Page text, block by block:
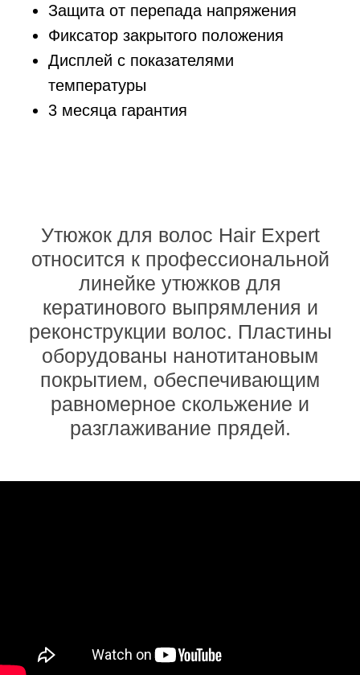
Защита от перепада напряжения
Фиксатор закрытого положения
Дисплей с показателями
температуры
3 месяца гарантия
Утюжок для волос Hair Expert
относится к профессиональной
линейке утюжков для
кератинового выпрямления и
реконструкции волос. Пластины
оборудованы нанотитановым
покрытием, обеспечивающим
равномерное скольжение и
разглаживание прядей.